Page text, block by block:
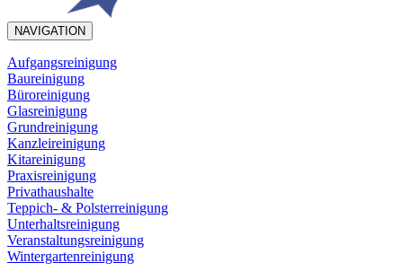
NAVIGATION
Aufgangsreinigung
Baureinigung
Büroreinigung
Glasreinigung
Grundreinigung
Kanzleireinigung
Kitareinigung
Praxisreinigung
Privathaushalte
Teppich- & Polsterreinigung
Unterhaltsreinigung
Veranstaltungsreinigung
Wintergartenreinigung